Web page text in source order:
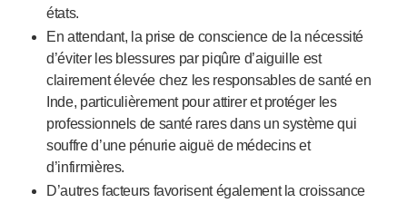
Dispositifs d’ auto-injection
Aidaptus autoinjecteur
EcoSafe® seringue de sécurité
Autoinjecteur réutilisable EcoSafe companion
Autoject ®2
Autopen®
Systèmes d’administration de médicaments
NOS PLATEFORMES
états.
En attendant, la prise de conscience de la nécessité
d’éviter les blessures par piqûre d’aiguille est
clairement élevée chez les responsables de santé en
Inde, particulièrement pour attirer et protéger les
professionnels de santé rares dans un système qui
souffre d’une pénurie aiguë de médecins et
d’infirmières.
D’autres facteurs favorisent également la croissance